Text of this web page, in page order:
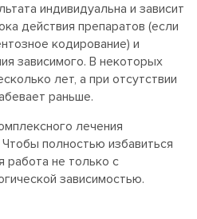
индивидуальна и зависит
действия препаратов (если
кодирование) и
зависимого. В некоторых
лет, а при отсутствии
раньше.
лечения
полностью избавиться
работа не только с
зависимостью.